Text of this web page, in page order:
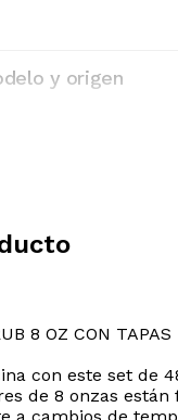
y origen
8 OZ CON TAPAS
con este set de
de 8 onzas